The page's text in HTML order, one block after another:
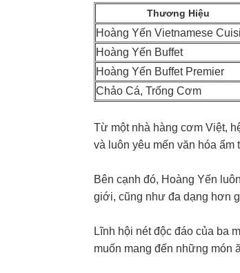
Thương Hiệu
Hoàng Yến Vietnamese
Hoàng Yến Buffet
Hoàng Yến Buffet Premier
Chảo Cá, Trống Cơm
Từ một nhà hàng cơm Việt,
và luôn yêu mến văn hóa ẩm
Bên cạnh đó, Hoàng Yến
giới, cũng như đa dạng hơn
Lĩnh hội nét độc đáo của ba
muốn mang đến những món